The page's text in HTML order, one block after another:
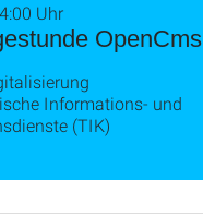
OpenCms
Uhr
Informations- und
(TIK)